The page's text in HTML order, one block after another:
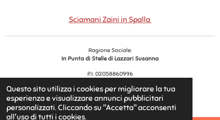
Questo sito utilizza i cookies per migliorare la tua
esperienza e visualizzare annunci pubblicitari
personalizzati. Cliccando su "Accetta" acconsenti
all'uso di tutti i cookies.
Sciamani Zaini in Spalla
Ragione Sociale:
In Punta di Stelle di Lazzari Susanna
P.I. 02058860996
© 2025 - 2026 In Punta di Stelle
Fornito da Webador